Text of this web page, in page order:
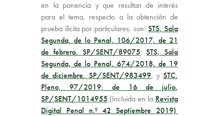
en la ponencia y que resultan de interés
para el tema, respecto a la obtención de
prueba ilícita por particulares, son:STS, Sala
Segunda, de lo Penal, 106/2017, de 21
de febrero, SP/SENT/89075;STS, Sala
Segunda, de lo Penal, 674/2018, de 19
de diciembre, SP/SENT/983499; y STC,
Pleno, 97/2019, de 16 de julio,
SP/SENT/1014955.(Incluida en la Revista
Digital Penal n.º 42 Septiembre 2019)